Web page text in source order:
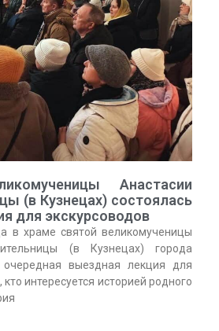
Анастасии
(в Кузнецах) состоялась
для экскурсоводов
в храме святой великомученицы
(в Кузнецах) города
очередная выездная лекция для
кто интересуется историей родного